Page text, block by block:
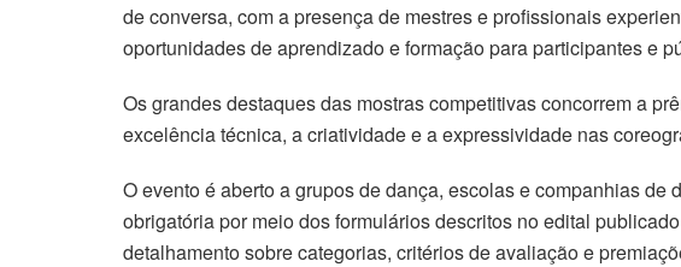
de conversa, com a presença de mestres e profissionais
oportunidades de aprendizado e formação para participantes e
Os grandes destaques das mostras competitivas concorrem a
excelência técnica, a criatividade e a expressividade nas
O evento é aberto a grupos de dança, escolas e companhias de
obrigatória por meio dos formulários descritos no edital
detalhamento sobre categorias, critérios de avaliação e